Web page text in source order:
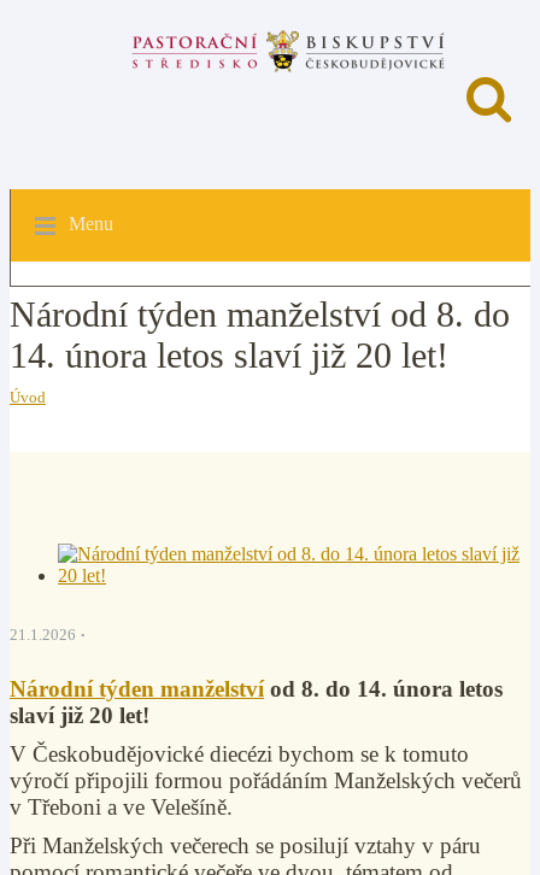
Menu
Národní týden manželství od 8. do
14. února letos slaví již 20 let!
Úvod
21.1.2026
Národní týden manželstvíod 8. do 14. února letos
slaví již 20 let!
V Českobudějovické diecézi bychom se k tomuto
výročí připojili formou pořádáním Manželských večerů
v Třeboni a ve Velešíně.
Při Manželských večerech se posilují vztahy v páru